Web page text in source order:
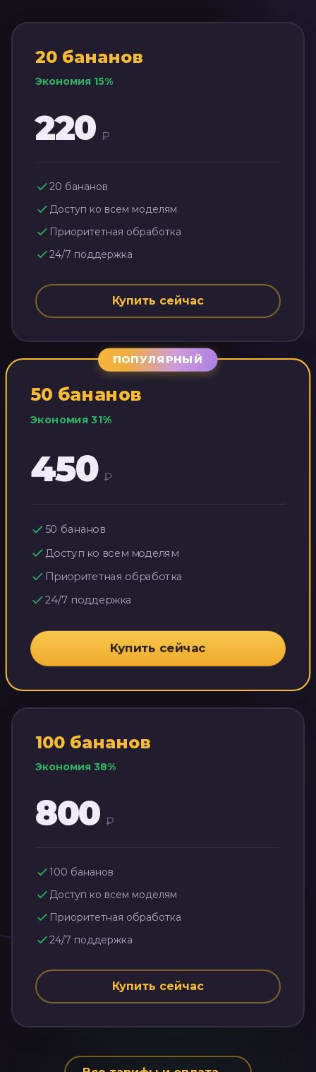
20 бананов
Экономия 15%
220 ₽
20 бананов
Доступ ко всем моделям
Приоритетная обработка
24/7 поддержка
Купить сейчас
ПОПУЛЯРНЫЙ
50 бананов
Экономия31%
450 ₽
50 бананов
Доступ ко всем моделям
Приоритетная обработка
24/7 поддержка
Купить сейчас
100 бананов
Экономия 38%
800 ₽
100 бананов
Доступ ко всем моделям
Приоритетная обработка
24/7 поддержка
Купить сейчас